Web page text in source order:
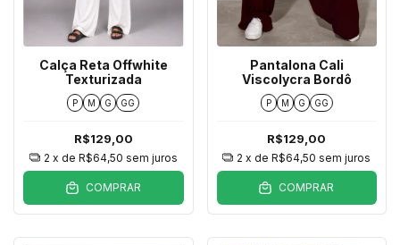
Calça Reta Offwhite
Texturizada
P M G GG
R$129,00
2 x de R$64,50 sem juros
COMPRAR
Pantalona Cali
Viscolycra Bordô
P M G GG
R$129,00
2 x deR$64,50 sem juros
COMPRAR